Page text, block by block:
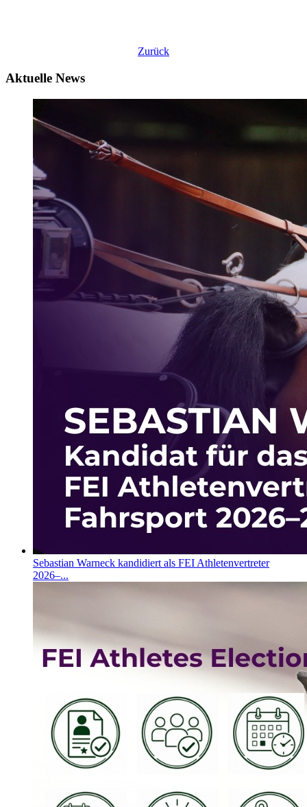
Zurück
Aktuelle News
Sebastian Warneck kandidiert als FEI Athletenvertreter
2026–...